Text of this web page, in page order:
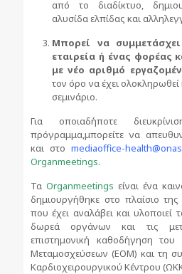
από το διαδίκτυο,
αλυσίδα ελπίδας και
Μπορεί να
εταιρεία ή ένας φορέας
με νέο αριθμό
τον όρο να έχει
σεμινάριο.
Για οποιαδήποτε
πρόγραμμα,μπορείτε να
και στο mediaoffice-
Organmeetings.
Τα Organmeetings είναι ένα
δημιουργήθηκε στο πλαίσιο
που έχει αναλάβει και
δωρεά οργάνων και τις
επιστημονική καθοδήγηση του
Μεταμοσχεύσεων (ΕΟΜ) και τη
Καρδιοχειρουργικού Κέντρου